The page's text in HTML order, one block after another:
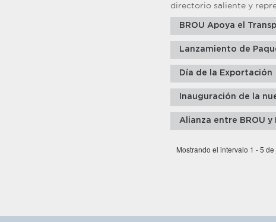
directorio saliente y
BROU Apoya el
Lanzamiento de
Día de la Exportación
Inauguración de la
Alianza entre BROU y
Mostrando el intervalo 1 - 5